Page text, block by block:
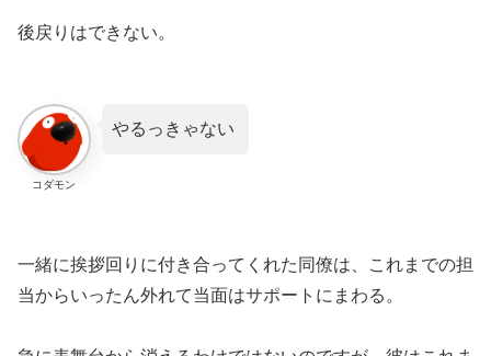
後戻りはできない。
コダモン
やるっきゃない
一緒に挨拶回りに付き合ってくれた同僚は、これまでの担
当からいったん外れて当面はサポートにまわる。